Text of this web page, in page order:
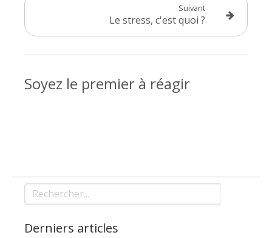
Suivant
Le stress, c'est quoi ?
Soyez le premier à réagir
Rechercher
Derniers articles